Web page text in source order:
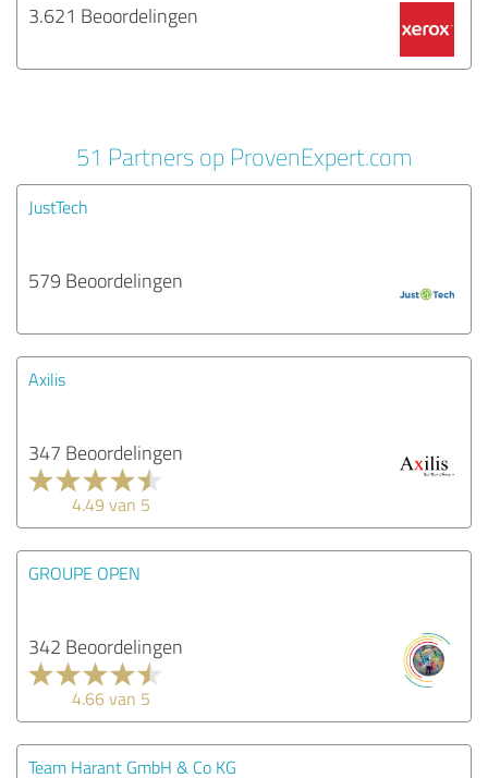
3.621 Beoordelingen
51 Partners op ProvenExpert.com
JustTech
579 Beoordelingen
Axilis
347 Beoordelingen
4.49 van 5
GROUPE OPEN
342 Beoordelingen
4.66 van 5
Team Harant GmbH & Co KG